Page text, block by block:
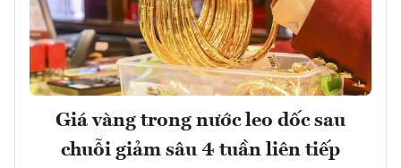
Giá vàng trong nước leo dốc sau
chuỗi giảm sâu 4 tuần liên tiếp